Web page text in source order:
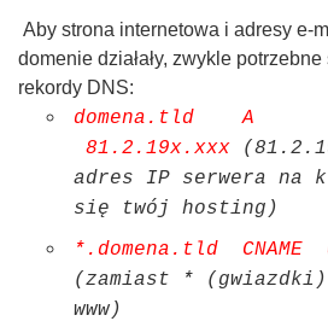
Aby strona internetowa i adresy e-
domenie działały, zwykle
rekordy DNS:
domena.tld A
81.2.19x.xxx
adres IP serwera na
się twój hosting)
*.domena.tld CNAME
(zamiast * (gwiazdki)
www)